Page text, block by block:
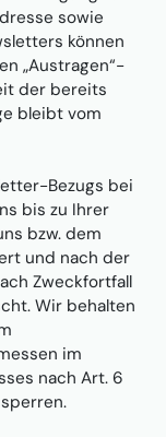
sowie
können
„Austragen“-
der bereits
bleibt vom
Bezugs bei
bis zu Ihrer
bzw. dem
und nach der
Zweckfortfall
Wir behalten
im
nach Art. 6